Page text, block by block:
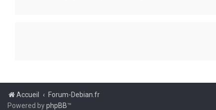
Accueil Forum-Debian.fr
Powered byphpBB™